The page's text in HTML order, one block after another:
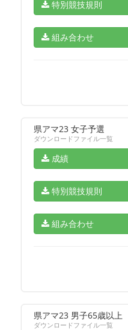
特別競技規則
組み合わせ
県アマ23 女子予選
ダウンロードファイル一覧
成績
特別競技規則
組み合わせ
県アマ23 男子65歳以上
ダウンロードファイル一覧